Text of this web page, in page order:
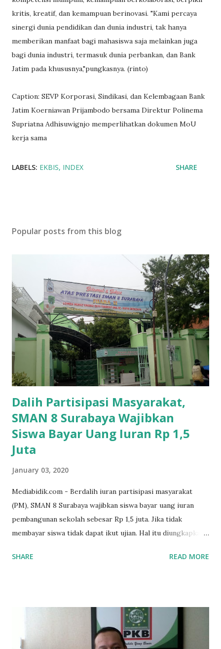
kritis, kreatif, dan kemampuan berinovasi. "Kami percaya
sinergi dunia pendidikan dan dunia industri, tak hanya
memberikan manfaat bagi mahasiswa saja melainkan juga
bagi dunia industri, termasuk dunia perbankan, dan Bank
Jatim pada khususnya,"pungkasnya. (rinto)
Caption: SEVP Korporasi, Sindikasi, dan Kelembagaan Bank
Jatim Koerniawan Prijambodo bersama Direktur Polinema
Supriatna Adhisuwignjo memperlihatkan dokumen MoU
kerja sama
LABELS: EKBIS INDEX SHARE
Popular posts from this blog
Dalih Partisipasi Masyarakat,
SMAN 8 Surabaya Wajibkan
Siswa Bayar Uang Iuran Rp 1,5
Juta
January 03, 2020
Mediabidik.com - Berdalih iuran partisipasi masyarakat
(PM), SMAN 8 Surabaya wajibkan siswa bayar uang iuran
pembangunan sekolah sebesar Rp 1,5 juta. Jika tidak
membayar siswa tidak dapat ikut ujian. Hal itu diungkapkan
SMAN 8 Jalan Iskandar Muda Surabaya mengatakan, ada
Mujib menambahkan, akhirnya terpaksa ortu nya pinjam
uang tetangga 500 ribu, agar anaknya bisa ikut ujian.
"Kasihan dia sudah tidak punya ayah, ibunya saudara saya,
SHARE READ MORE